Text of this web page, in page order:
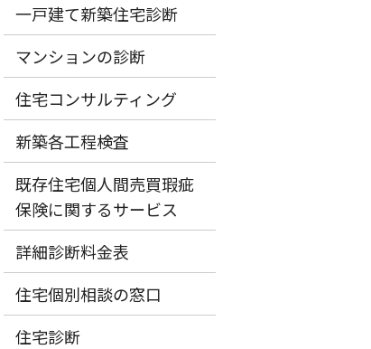
一戸建て新築住宅診断
マンションの診断
住宅コンサルティング
新築各工程検査
既存住宅個人間売買瑕疵
保険に関するサービス
詳細診断料金表
住宅個別相談の窓口
住宅診断